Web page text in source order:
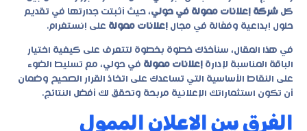
كل شركة إعلانات ممولة في حولي، حيث أثبتت جدارتها في تقديم
حلول إبداعية وفعّالة في مجال إعلانات ممولة على إنستغرام.
في هذا المقال، سنأخذك خطوة بخطوة لتتعرف على كيفية اختيار
الباقة المناسبة لإدارة إعلانات ممولة في حولي، مع تسليط الضوء
على النقاط الأساسية التي تساعدك على اتخاذ القرار الصحيح وضمان
أن تكون استثماراتك الإعلانية مربحة وتحقق لك أفضل النتائج.
الفرق بين الإعلان الممول